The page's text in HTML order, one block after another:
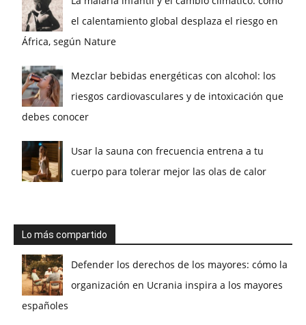
el calentamiento global desplaza el riesgo en
África, según Nature
Mezclar bebidas energéticas con alcohol: los
riesgos cardiovasculares y de intoxicación que
debes conocer
Usar la sauna con frecuencia entrena a tu
cuerpo para tolerar mejor las olas de calor
Lo más compartido
Defender los derechos de los mayores: cómo la
organización en Ucrania inspira a los mayores
españoles